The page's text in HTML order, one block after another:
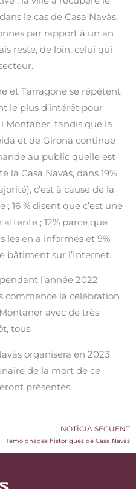
le cas de Casa Navàs,
par rapport à un an
reste, de loin, celui qui
et Tarragone se répètent
le plus d’intérêt pour
tandis que la
et de Girona continue
au public quelle est
la Casa Navàs, dans 19%
c’est à cause de la
16 % disent que c’est une
; 12% parce que
les en a informés et 9%
bâtiment sur l’Internet.
l’année 2022
commence la célébration
avec de très
tous
organisera en 2023
de la mort de ce
présentés.
NOTÍCIA SEGÜENT
Témoignages historiques de Casa Navàs